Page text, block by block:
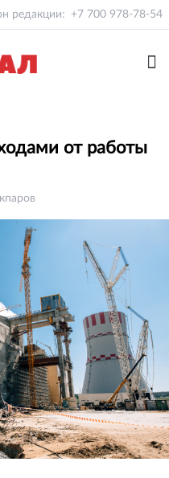
редакции: +7 700 978-78-54
от работы